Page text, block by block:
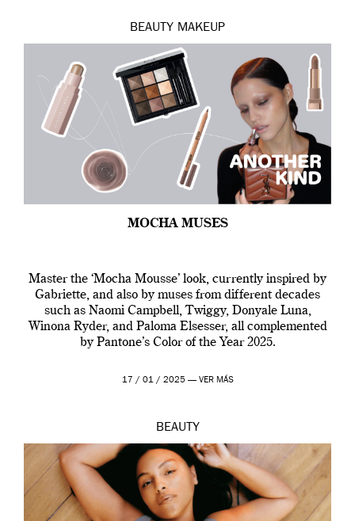
BEAUTY MAKEUP
MOCHA MUSES
Master the ‘Mocha Mousse’ look, currently inspired by
Gabriette, and also by muses from different decades
such as Naomi Campbell, Twiggy, Donyale Luna,
Winona Ryder, and Paloma Elsesser, all complemented
by Pantone’s Color of the Year 2025.
17 / 01 / 2025 — VER MÁS
BEAUTY